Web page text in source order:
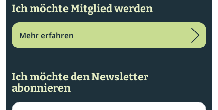
Ich möchte Mitglied werden
Mehr erfahren
Ich möchte den Newsletter
abonnieren